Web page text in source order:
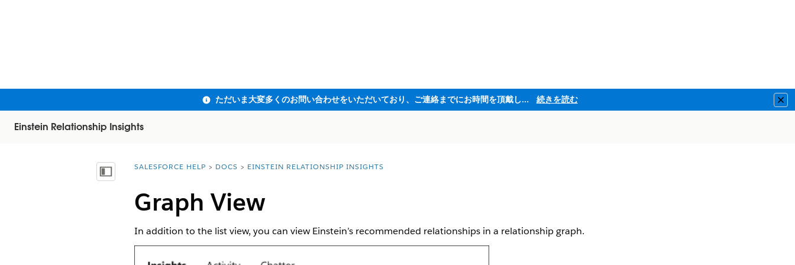
ただいま大変多くのお問い合わせをいただいており、ご連絡までにお時間を頂戴しております 続きを読む
Einstein Relationship Insights
目次を表示You are here:
SALESFORCE HELP DOCS EINSTEIN RELATIONSHIP INSIGHTS
Graph View
In addition to the list view, you can view Einstein’s recommended relationships in a relationship graph.